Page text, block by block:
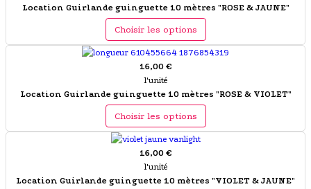
Location Guirlande guinguette 10 mètres "ROSE & JAUNE"
Choisir les options
16,00 €
l'unité
Location Guirlande guinguette 10 mètres "ROSE & VIOLET"
Choisir les options
16,00 €
l'unité
Location Guirlande guinguette 10 mètres "VIOLET & JAUNE"